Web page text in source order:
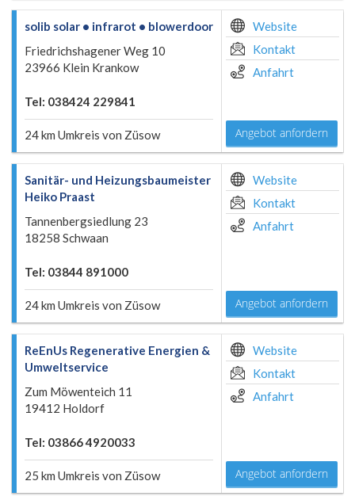
solib solar • infrarot • blowerdoor
Friedrichshagener Weg 10
23966 Klein Krankow
Tel: 038424 229841
24 km Umkreis von Züsow
Website
Kontakt
Anfahrt
Angebot anfordern
Sanitär- und Heizungsbaumeister
Heiko Praast
Tannenbergsiedlung 23
18258 Schwaan
Tel: 03844 891000
24 km Umkreis von Züsow
Website
Kontakt
Anfahrt
Angebot anfordern
ReEnUs Regenerative Energien &
Umweltservice
Zum Möwenteich 11
19412 Holdorf
Tel: 03866 4920033
25 km Umkreis von Züsow
Website
Kontakt
Anfahrt
Angebot anfordern